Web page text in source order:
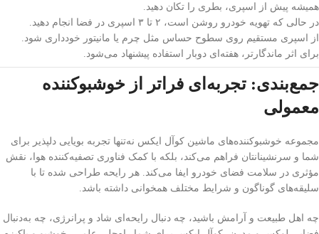
همیشه پیش از اسپری، بطری را تکان دهید.
در حالی که تهویه خودرو روشن است، ۲ تا ۳ اسپری در فضا انجام دهید.
از اسپری مستقیم روی سطوح حساس مثل چرم یا مانیتور خودداری شود.
برای اثر ماندگارتر، هفته‌ای دوبار استفاده پیشنهاد می‌شود.
جمع‌بندی: تجربه‌ای فراتر از خوشبوکننده
معمولی
مجموعه خوشبوکننده‌های ماشین کوآل ایکس نه‌تنها تجربه بویایی دلپذیر برای
شما و سرنشینانتان فراهم می‌کند، بلکه با کمک فناوری تصفیه‌کننده هوا، نقش
مؤثری در سلامت فضای خودرو ایفا می‌کند. هر رایحه طراحی شده تا با
سلیقه‌های گوناگون و شرایط مختلف همخوانی داشته باشد.
چه اهل طبیعت و آرامش باشید، چه دنبال رایحه‌ای شاد و پرانرژی، چه به‌دنبال